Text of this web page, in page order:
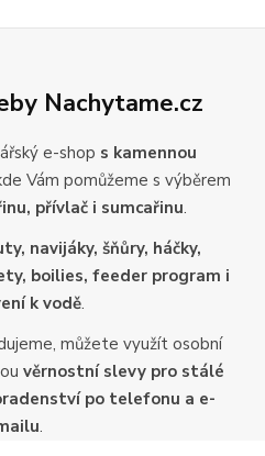
Nachytame.cz
e-shop s kamennou
Vám pomůžeme s výběrem
přívlač i sumcařinu.
navijáky, šňůry, háčky,
boilies, feeder program i
k vodě.
můžete využít osobní
věrnostní slevy pro stálé
po telefonu a e-
.